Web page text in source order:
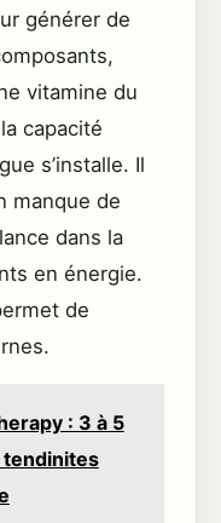
générer de
vitamine du
capacité
s’installe. Il
manque de
dans la
en énergie.
de
: 3 à 5
tendinites